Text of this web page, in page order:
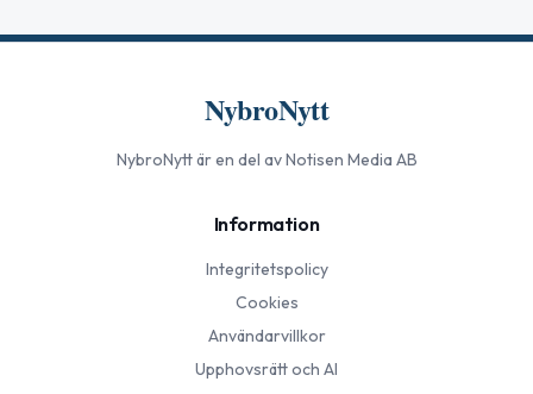
NybroNytt
NybroNyttär en del av Notisen Media AB
Information
Integritetspolicy
Cookies
Användarvillkor
Upphovsrätt och AI